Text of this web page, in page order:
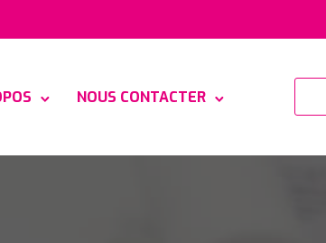
NOUS CONTACTER